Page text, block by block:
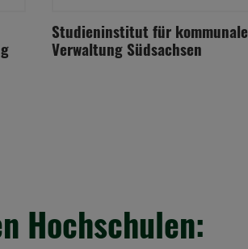
Studieninstitut für kommunale
Verwaltung Südsachsen
Hochschulen: